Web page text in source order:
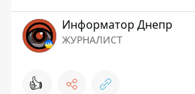
Информатор Днепр
ЖУРНАЛИСТ
👍